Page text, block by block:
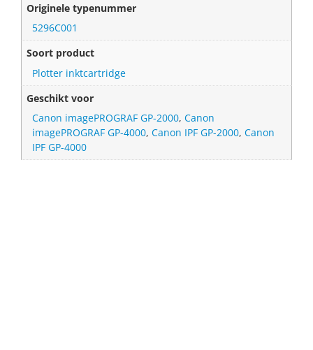
Originele typenummer
5296C001
Soort product
Plotter inktcartridge
Geschikt voor
Canon imagePROGRAF GP-2000,Canon
imagePROGRAF GP-4000,Canon IPF GP-2000,Canon
IPF GP-4000